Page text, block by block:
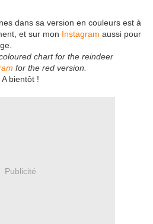
dans sa version en couleurs est à
et sur mon Instagram aussi pour
chart for the reindeer
for the red version.
A bientôt !
Publicité